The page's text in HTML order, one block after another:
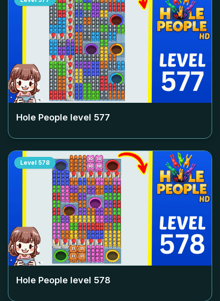
Hole People level 577
Level 578
Hole People level 578